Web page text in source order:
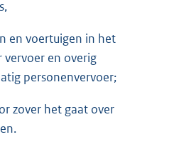
en voertuigen in het
vervoer en overig
personenvervoer;
zover het gaat over